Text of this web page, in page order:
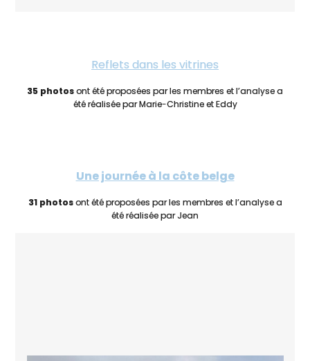
Reflets dans les vitrines
35 photosont été proposées par les membres et l’analyse a
été réalisée par Marie-Christine et Eddy
Une journée à la côte belge
31 photosont été proposées par les membres et l’analyse a
été réalisée par Jean